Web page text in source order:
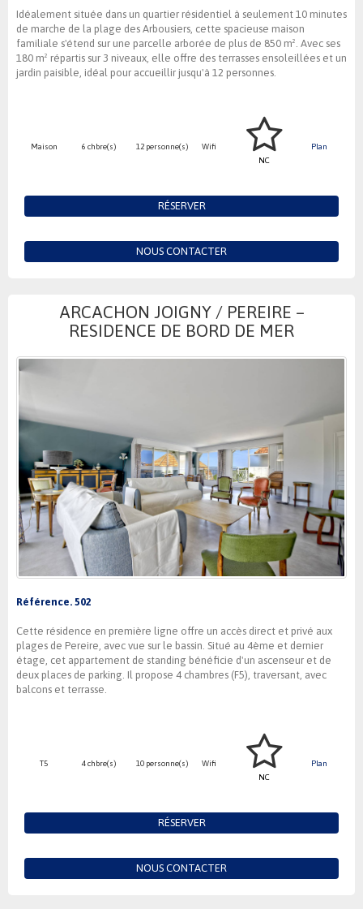
Idéalement située dans un quartier résidentiel à seulement 10 minutes
de marche de la plage des Arbousiers, cette spacieuse maison
familiale s'étend sur une parcelle arborée de plus de 850 m². Avec ses
180 m² répartis sur 3 niveaux, elle offre des terrasses ensoleillées et un
jardin paisible, idéal pour accueillir jusqu'à 12 personnes.
Maison 6 chbre(s) 12 personne(s)
Wifi
NC
Plan
RÉSERVER
NOUS CONTACTER
ARCACHON JOIGNY / PEREIRE –
RESIDENCE DE BORD DE MER
Référence. 502
Cette résidence en première ligne offre un accès direct et privé aux
plages de Pereire, avec vue sur le bassin. Situé au 4ème et dernier
étage, cet appartement de standing bénéficie d'un ascenseur et de
deux places de parking. Il propose 4 chambres (F5), traversant, avec
balcons et terrasse.
T5 4 chbre(s) 10 personne(s)
Wifi
NC
Plan
RÉSERVER
NOUS CONTACTER